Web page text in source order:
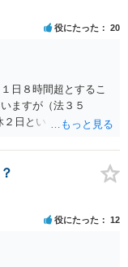
役にたった 20
日８時間超とするこ
ますが（法３５
日というのは、スポ
とするかは、各教育委
って、生徒の保護者会
庁の指針を遵守して
考えられます。 もち
と、反対の意見と対立
めて話し合いをする
役にたった 12